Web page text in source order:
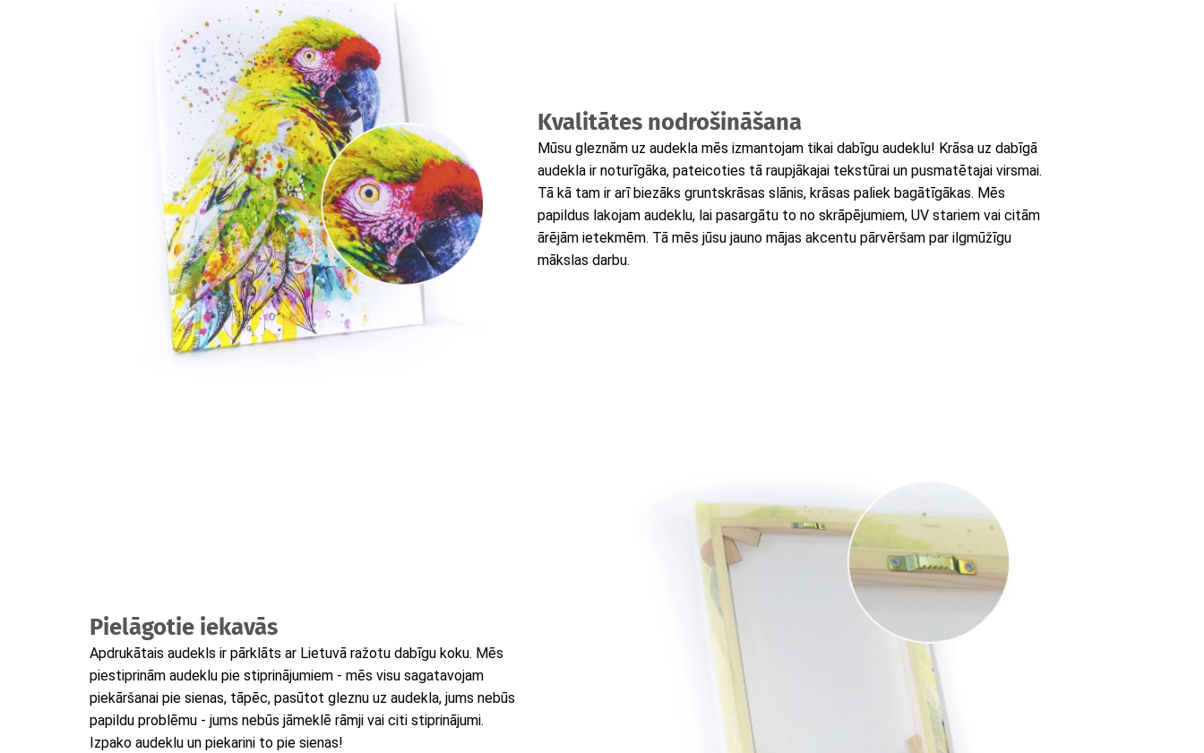
Kvalitātes nodrošināšana
Mūsu gleznām uz audekla mēs izmantojam tikai dabīgu audeklu! Krāsa uz dabīgā
audekla ir noturīgāka, pateicoties tā raupjākajai tekstūrai un pusmatētajai virsmai.
Tā kā tam ir arī biezāks gruntskrāsas slānis, krāsas paliek bagātīgākas. Mēs
papildus lakojam audeklu, lai pasargātu to no skrāpējumiem, UV stariem vai citām
ārējām ietekmēm. Tā mēs jūsu jauno mājas akcentu pārvēršam par ilgmūžīgu
mākslas darbu.
Pielāgotie iekavās
Apdrukātais audekls ir pārklāts ar Lietuvā ražotu dabīgu koku. Mēs
piestiprinām audeklu pie stiprinājumiem - mēs visu sagatavojam
piekāršanai pie sienas, tāpēc, pasūtot gleznu uz audekla, jums nebūs
papildu problēmu - jums nebūs jāmeklē rāmji vai citi stiprinājumi.
Izpako audeklu un piekarini to pie sienas!